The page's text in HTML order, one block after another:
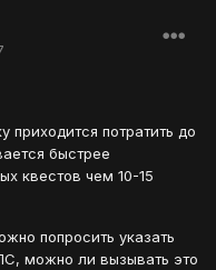
приходится потратить до
быстрее
квестов чем 10-15
попросить указать
можно ли вызывать это